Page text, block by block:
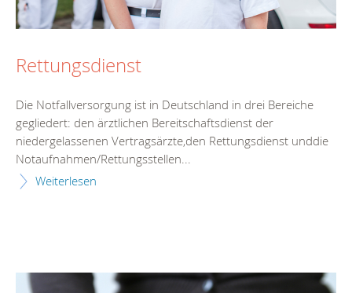
Rettungsdienst
Die Notfallversorgung ist in Deutschland in drei Bereiche
gegliedert: den ärztlichen Bereitschaftsdienst der
niedergelassenen Vertragsärzte,den Rettungsdienst unddie
Notaufnahmen/Rettungsstellen...
Weiterlesen